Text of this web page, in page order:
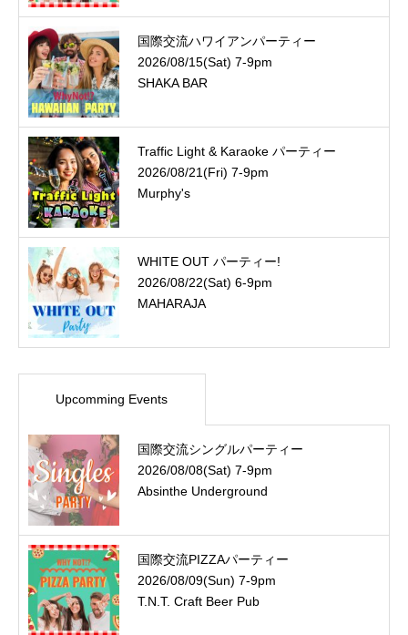
国際交流ハワイアンパーティー
2026/08/15(Sat) 7-9pm
SHAKA BAR
Traffic Light & Karaoke パーティー
2026/08/21(Fri) 7-9pm
Murphy's
WHITE OUT パーティー!
2026/08/22(Sat) 6-9pm
MAHARAJA
Upcomming Events
国際交流シングルパーティー
2026/08/08(Sat) 7-9pm
Absinthe Underground
国際交流PIZZAパーティー
2026/08/09(Sun) 7-9pm
T.N.T. Craft Beer Pub